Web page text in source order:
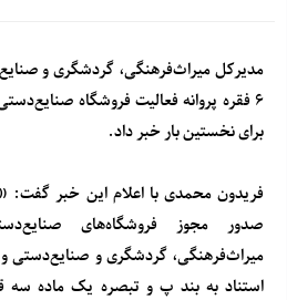
مدیر‌کل میراث‌فرهنگی، گردشگر‌ی و
۶ فقره پروانه فعالیت فروشگاه
برای نخستین بار خبر داد.
فریدون محمدی با اعلام این خبر گفت:
صدور مجوز فروشگاه‌های
میراث‌‌فرهنگی، گردشگر‌ی و صنایع‌‌دستی و
استناد به بند پ و تبصره یک ماده سه